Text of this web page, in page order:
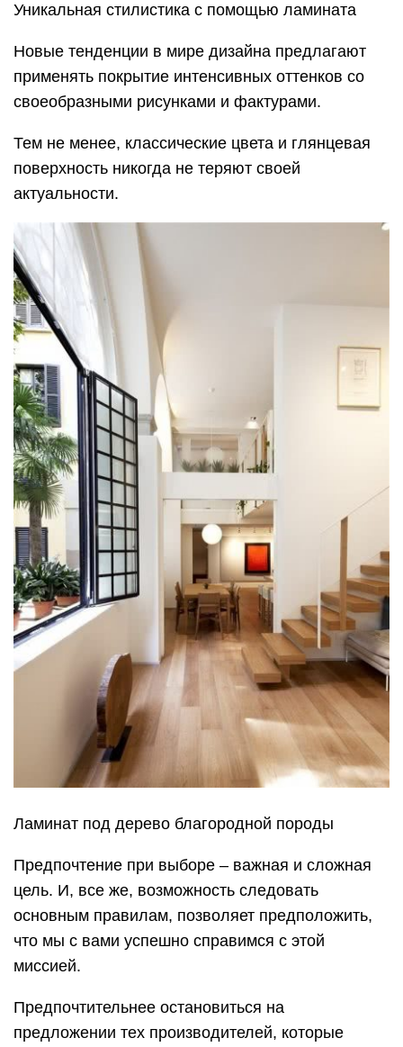
Уникальная стилистика с помощью ламината
Новые тенденции в мире дизайна предлагают
применять покрытие интенсивных оттенков со
своеобразными рисунками и фактурами.
Тем не менее, классические цвета и глянцевая
поверхность никогда не теряют своей
актуальности.
Ламинат под дерево благородной породы
Предпочтение при выборе – важная и сложная
цель. И, все же, возможность следовать
основным правилам, позволяет предположить,
что мы с вами успешно справимся с этой
миссией.
Предпочтительнее остановиться на
предложении тех производителей, которые